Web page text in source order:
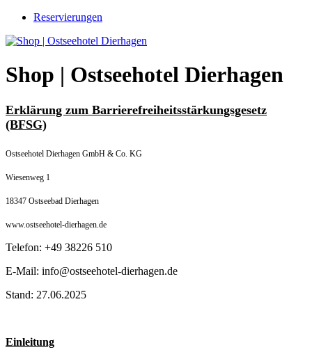
Reservierungen
Shop | Ostseehotel Dierhagen
Erklärung zum Barrierefreiheitsstärkungsgesetz
(BFSG)
Ostseehotel Dierhagen GmbH & Co. KG
Wiesenweg 1
18347 Ostseebad Dierhagen
www.ostseehotel-dierhagen.de
Telefon: +49 38226 510
E-Mail: info@ostseehotel-dierhagen.de
Stand: 27.06.2025
Einleitung